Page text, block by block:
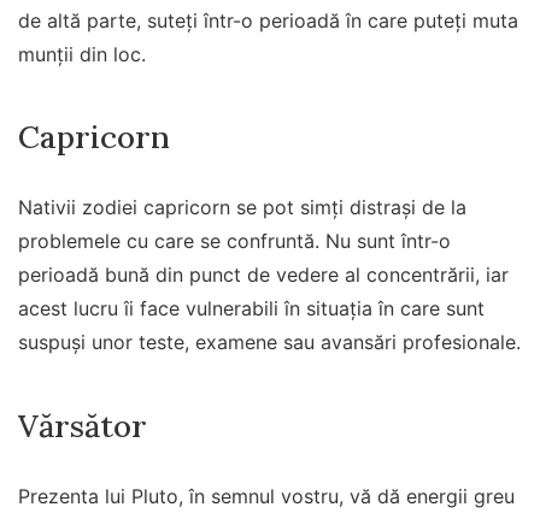
de altă parte, suteți într-o perioadă în care puteți muta
munții din loc.
Capricorn
Nativii zodiei capricorn se pot simți distrași de la
problemele cu care se confruntă. Nu sunt într-o
perioadă bună din punct de vedere al concentrării, iar
acest lucru îi face vulnerabili în situația în care sunt
suspuși unor teste, examene sau avansări profesionale.
Vărsător
Prezenta lui Pluto, în semnul vostru, vă dă energii greu